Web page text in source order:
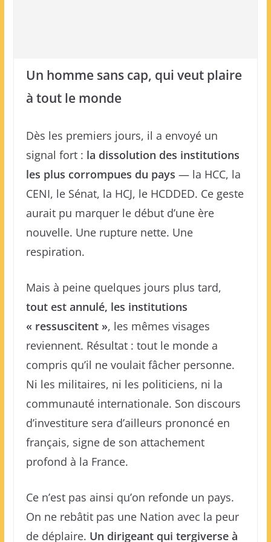
Un homme sans cap, qui veut plaire
à tout le monde
Dès les premiers jours, il a envoyé un
signal fort : la dissolution des institutions
les plus corrompues du pays — la HCC, la
CENI, le Sénat, la HCJ, le HCDDED. Ce geste
aurait pu marquer le début d’une ère
nouvelle. Une rupture nette. Une
respiration.
Mais à peine quelques jours plus tard,
tout est annulé, les institutions
« ressuscitent », les mêmes visages
reviennent. Résultat : tout le monde a
compris qu’il ne voulait fâcher personne.
Ni les militaires, ni les politiciens, ni la
communauté internationale. Son discours
d’investiture sera d’ailleurs prononcé en
français, signe de son attachement
profond à la France.
Ce n’est pas ainsi qu’on refonde un pays.
On ne rebâtit pas une Nation avec la peur
de déplaire. Un dirigeant qui tergiverse à